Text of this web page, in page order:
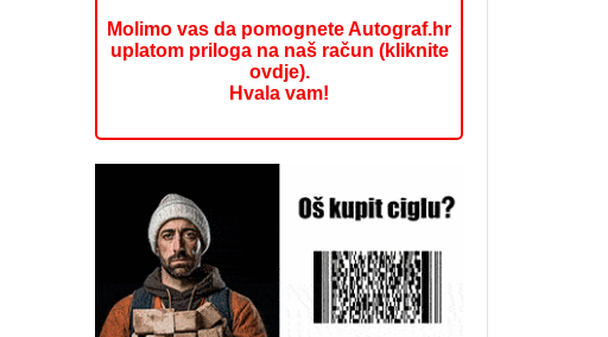
Molimo vas da pomognete Autograf.hr
uplatom priloga na naš račun (kliknite
ovdje).
Hvala vam!